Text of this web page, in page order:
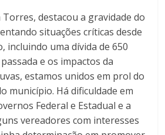
destacou a gravidade do
situações críticas desde
incluindo uma dívida de 650
e os impactos da
estamos unidos em prol do
município. Há dificuldade em
Federal e Estadual e a
vereadores com interesses